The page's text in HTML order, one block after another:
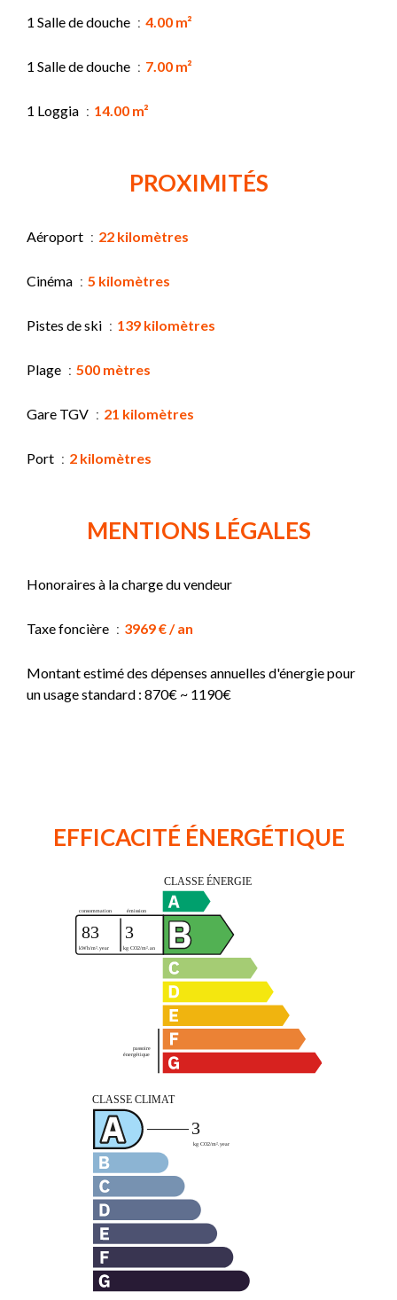
1 Salle de douche 4.00 m²
1 Salle de douche 7.00 m²
1 Loggia 14.00 m²
PROXIMITÉS
Aéroport 22 kilomètres
Cinéma 5 kilomètres
Pistes de ski 139 kilomètres
Plage 500 mètres
Gare TGV 21 kilomètres
Port 2 kilomètres
MENTIONS LÉGALES
Honoraires à la charge du vendeur
Taxe foncière 3969 € / an
Montant estimé des dépenses annuelles d'énergie pour
un usage standard : 870€ ~ 1190€
EFFICACITÉ ÉNERGÉTIQUE